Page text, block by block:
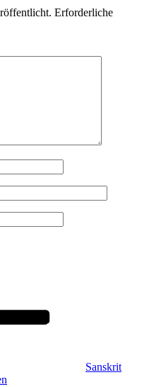
Erforderliche
Sanskrit